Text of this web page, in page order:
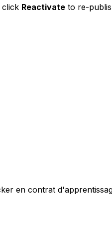
click Reactivate to re-
en contrat